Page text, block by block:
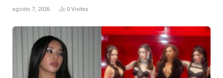
agosto 7, 2026 0 Visitas